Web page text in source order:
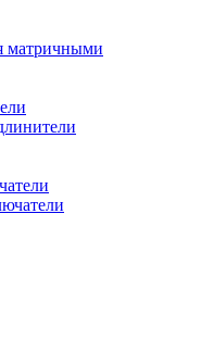
матричными